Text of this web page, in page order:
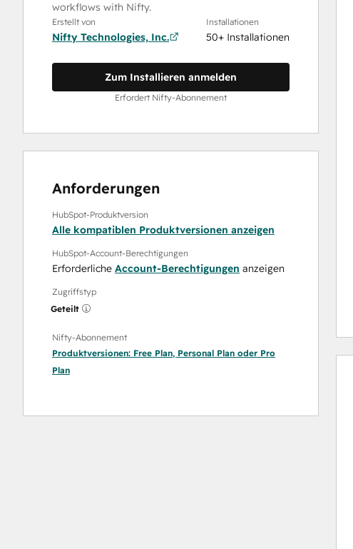
workflows with Nifty.
Erstellt von
Nifty Technologies, Inc.
Installationen
50+ Installationen
Zum Installieren anmelden
Erfordert Nifty-Abonnement
Anforderungen
HubSpot-Produktversion
Alle kompatiblen Produktversionen anzeigen
HubSpot-Account-Berechtigungen
Erforderliche Account-Berechtigungen anzeigen
Zugriffstyp
Geteilt
Nifty-Abonnement
Produktversionen: Free Plan, Personal Plan oder Pro
Plan